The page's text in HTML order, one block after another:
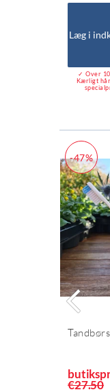
Læg i
✓ Over
Kærligt
-47%
€27.50